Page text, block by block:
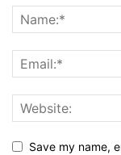
Save my name,